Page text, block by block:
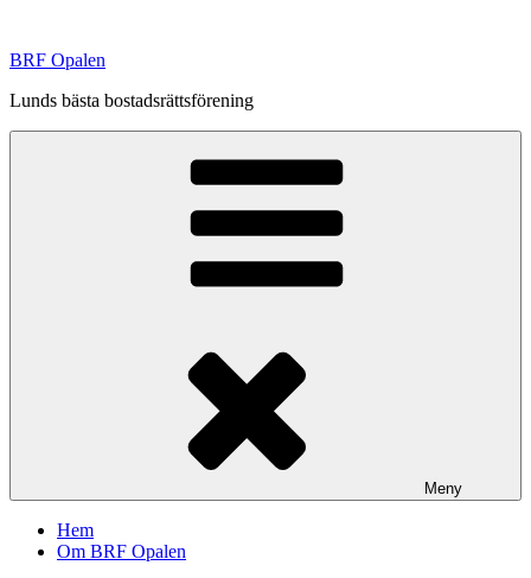
innehåll
BRF Opalen
Lunds bästa bostadsrättsförening
Meny
Hem
Om BRF Opalen